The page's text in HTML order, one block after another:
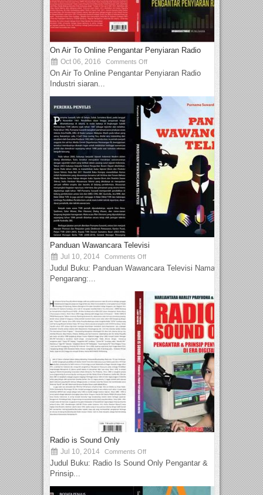
On Air To Online Pengantar Penyiaran Radio
Oct 06, 2016 Comments Off
On Air To Online Pengantar Penyiaran Radio
Industri siaran...
Panduan Wawancara Televisi
Jul 10, 2014 Comments Off
Judul Buku: Panduan Wawancara Televisi Nama
Pengarang:...
Radio is Sound Only
Jul 10, 2014 Comments Off
Judul Buku: Radio Is Sound Only Pengantar &
Prinsip...